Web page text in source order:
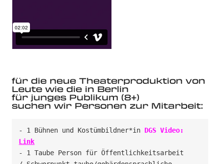
für die neue Theaterproduktion von
Leute wie die in Berlin
für junges Publikum (8+)
suchen wir Personen zur Mitarbeit:
- 1 Bühnen und Kostümbildner*in
Link
- 1 Taube Person für Öffentlichkeitsarbeit